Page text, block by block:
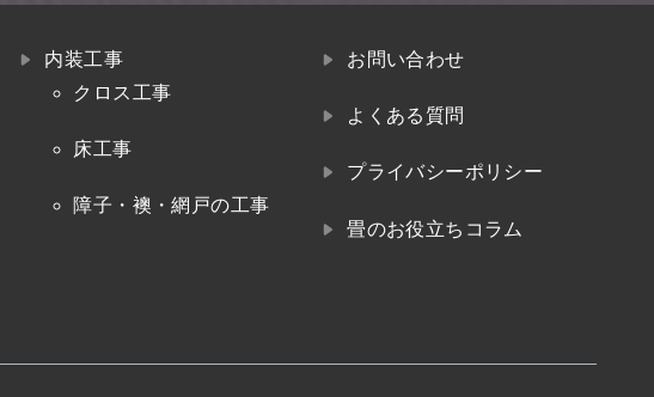
内装工事
クロス工事
床工事
障子・襖・網戸の工事
お問い合わせ
よくある質問
プライバシーポリシー
畳のお役立ちコラム